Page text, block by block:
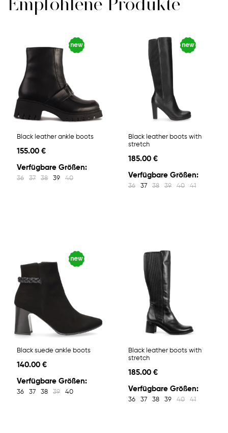
Black leather ankle boots
155.00 €
Verfügbare Größen:
36 37 38 39 40
Black leather boots with
stretch
185.00 €
Verfügbare Größen:
36 37 38 39 40 41
Black suede ankle boots
140.00 €
Verfügbare Größen:
36 37 38 39 40
Black leather boots with
stretch
185.00 €
Verfügbare Größen:
36 37 38 39 40 41